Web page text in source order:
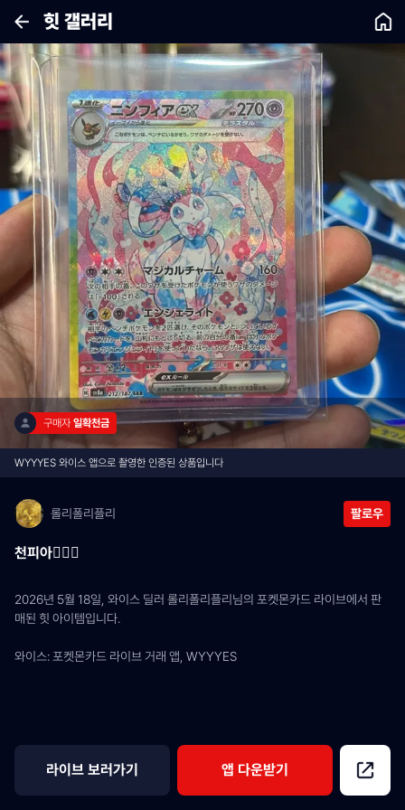
힛 갤러리
구매자 일확천금
WYYYES 와이스 앱으로 촬영한 인증된 상품입니다
롤리폴리플리 팔로우
천피아🙇🏻‍♂️
2026년 5월 18일, 와이스 딜러 롤리폴리플리님의 포켓몬카드 라이브에서 판
매된 힛 아이템입니다.
와이스: 포켓몬카드 라이브 거래 앱, WYYYES
라이브 보러가기 앱 다운받기